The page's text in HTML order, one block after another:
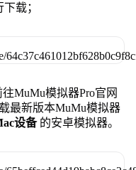
载；
MuMu模拟器Pro官网
最新版本MuMu模拟器
设备 的安卓模拟器。